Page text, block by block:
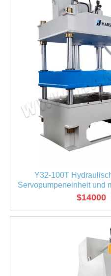
Y32-100T
Servopumpeneinheit und
$14000